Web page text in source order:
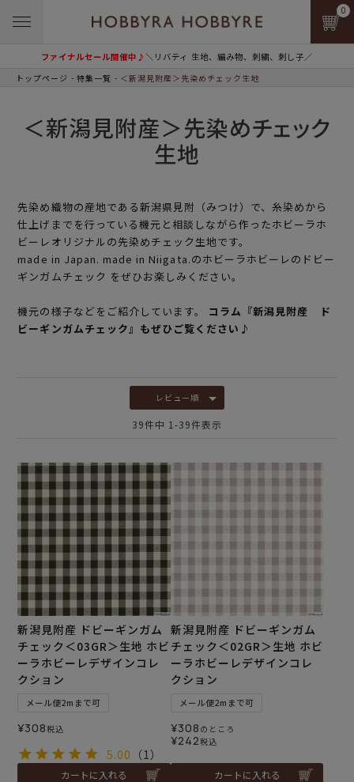
ファイナルセール開催中♪＼リバティ 生地、編み物、刺繍、刺し子／
0
トップページ 特集一覧 ＜新潟見附産＞先染めチェック生地
＜新潟見附産＞先染めチェック
生地
先染め織物の産地である新潟県見附（みつけ）で、糸染めから
仕上げまでを行っている機元と相談しながら作ったホビーラホ
ビーレオリジナルの先染めチェック生地です。
made in Japan. made in Niigata.のホビーラホビーレのドビー
ギンガムチェック をぜひお楽しみください。
機元の様子などをご紹介しています。 コラム『新潟見附産 ド
ビーギンガムチェック』もぜひご覧ください♪
レビュー順
39件中 1 -39件表示
新潟見附産 ドビーギンガム
チェック＜03GR＞生地 ホビ
ーラホビーレデザインコレ
クション
メール便2mまで可
¥308税込
5.00 （1）
カートに入れる
新潟見附産 ドビーギンガム
チェック＜02GR＞生地 ホビ
ーラホビーレデザインコレ
クション
メール便2mまで可
¥308 のところ
¥242税込
カートに入れる